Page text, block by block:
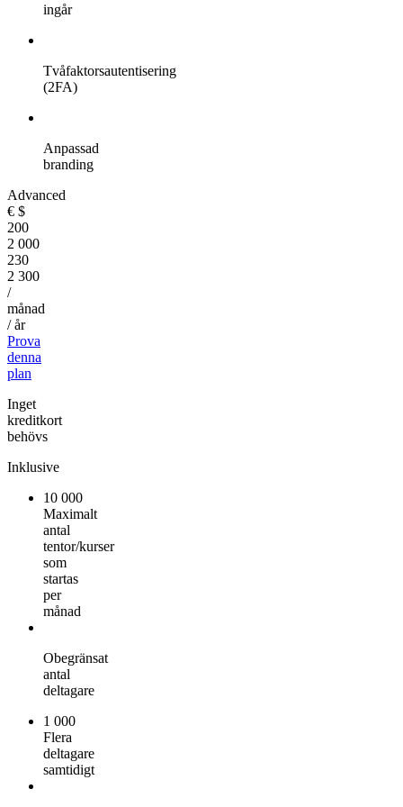
ingår
Tvåfaktorsautentisering
(2FA)
Anpassad
branding
Advanced
€ $
200
2 000
230
2 300
/
månad
/ år
Prova
denna
plan
Inget
kreditkort
behövs
Inklusive
10 000
Maximalt
antal
tentor/kurser
som
startas
per
månad
Obegränsat
antal
deltagare
1 000
Flera
deltagare
samtidigt